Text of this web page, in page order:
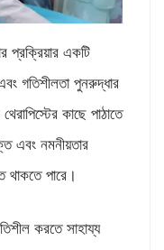
প্রক্রিয়ার একটি
গতিশীলতা পুনরুদ্ধার
কাছে পাঠাতে
এবং নমনীয়তার
থাকতে পারে।
করতে সাহায্য